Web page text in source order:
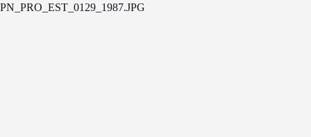
PN_PRO_EST_0129_1987.JPG